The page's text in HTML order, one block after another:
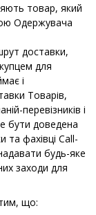
товар, який
Одержувача
доставки,
для
і
Товарів,
перевізників і
бути доведена
та фахівці Call-
будь-яке
заходи для
що: